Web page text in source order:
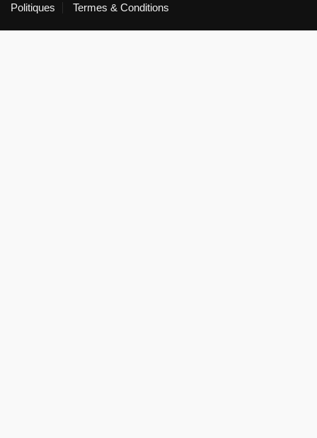
Politiques Termes & Conditions